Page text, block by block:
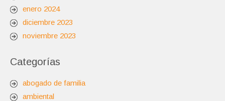
enero 2024
diciembre 2023
noviembre 2023
Categorías
abogado de familia
ambiental